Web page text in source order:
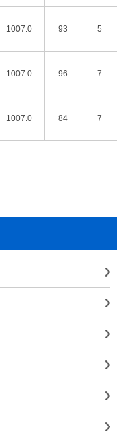
1007.0 93 5
1007.0 96 7
1007.0 84 7